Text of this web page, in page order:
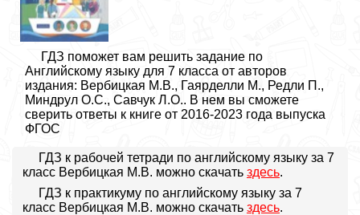
ГДЗ поможет вам решить задание по
Английскому языку для 7 класса от авторов
издания: Вербицкая М.В., Гаярделли М., Редли П.,
Миндрул О.С., Савчук Л.О.. В нем вы сможете
сверить ответы к книге от 2016-2023 года выпуска
ФГОС
ГДЗ к рабочей тетради по английскому языку за 7
класс Вербицкая М.В. можно скачать здесь.
ГДЗ к практикуму по английскому языку за 7
класс Вербицкая М.В. можно скачать здесь.